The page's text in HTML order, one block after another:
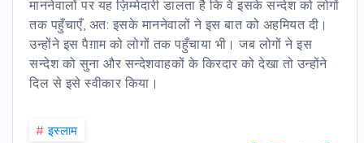
माननेवालों पर यह ज़िम्मेदारी डालता है कि वे इसके सन्देश को लोगों
तक पहुँचाएँ, अत: इसके माननेवालों ने इस बात को अहमियत दी।
उन्होंने इस पैग़ाम को लोगों तक पहुँचाया भी। जब लोगों ने इस
सन्देश को सुना और सन्देशवाहकों के किरदार को देखा तो उन्होंने
दिल से इसे स्वीकार किया।
# इस्लाम